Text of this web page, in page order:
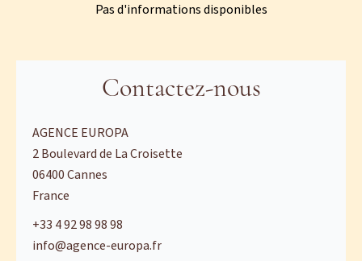
Pas d'informations disponibles
Contactez-nous
AGENCE EUROPA
2 Boulevard de La Croisette
06400Cannes
France
+33 4 92 98 98 98
info@agence-europa.fr